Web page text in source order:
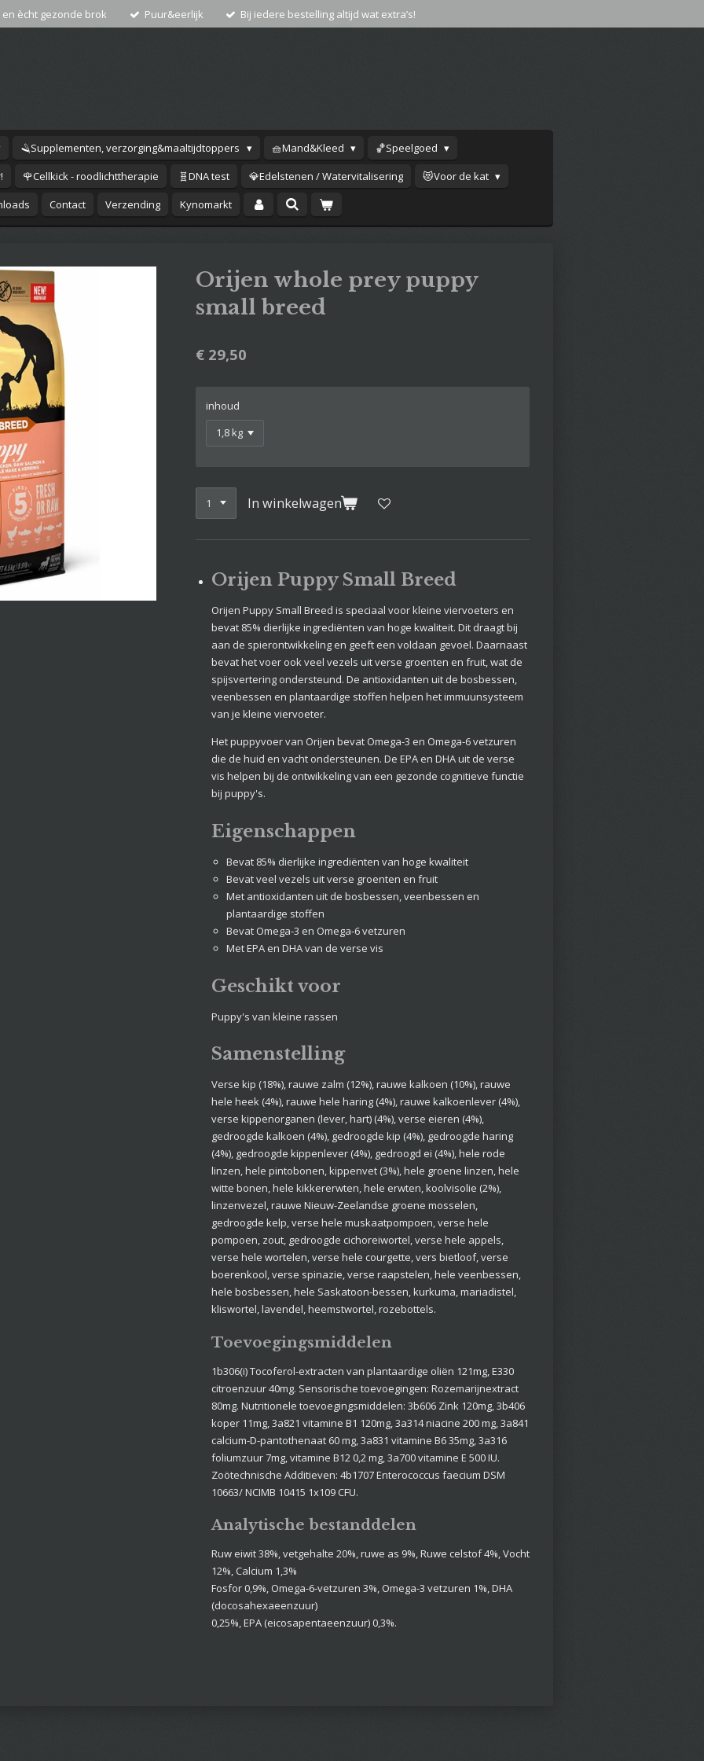
en ècht gezonde brok Puur&eerlijk Bij iedere bestelling altijd wat extra’s!
🪒Supplementen, verzorging&maaltijdtoppers 🧺Mand&Kleed
🏀Speelgoed
🌹Cellkick - roodlichttherapie 🧬DNA test 💎Edelstenen / Watervitalisering
😻Voor de kat
Contact Verzending Kynomarkt
Orijen whole prey puppy
small breed
€ 29,50
inhoud
In winkelwagen
Orijen Puppy Small Breed
Orijen Puppy Small Breed is speciaal voor kleine viervoeters en
bevat 85% dierlijke ingrediënten van hoge kwaliteit. Dit draagt bij
aan de spierontwikkeling en geeft een voldaan gevoel. Daarnaast
bevat het voer ook veel vezels uit verse groenten en fruit, wat de
spijsvertering ondersteund. De antioxidanten uit de bosbessen,
veenbessen en plantaardige stoffen helpen het immuunsysteem
van je kleine viervoeter.
Het puppyvoer van Orijen bevat Omega-3 en Omega-6 vetzuren
die de huid en vacht ondersteunen. De EPA en DHA uit de verse
vis helpen bij de ontwikkeling van een gezonde cognitieve functie
bij puppy's.
Eigenschappen
Bevat 85% dierlijke ingrediënten van hoge kwaliteit
Bevat veel vezels uit verse groenten en fruit
Met antioxidanten uit de bosbessen, veenbessen en
plantaardige stoffen
Bevat Omega-3 en Omega-6 vetzuren
Met EPA en DHA van de verse vis
Geschikt voor
Puppy's van kleine rassen
Samenstelling
Verse kip (18%), rauwe zalm (12%), rauwe kalkoen (10%), rauwe
hele heek (4%), rauwe hele haring (4%), rauwe kalkoenlever (4%),
verse kippenorganen (lever, hart) (4%), verse eieren (4%),
gedroogde kalkoen (4%), gedroogde kip (4%), gedroogde haring
(4%), gedroogde kippenlever (4%), gedroogd ei (4%), hele rode
linzen, hele pintobonen, kippenvet (3%), hele groene linzen, hele
witte bonen, hele kikkererwten, hele erwten, koolvisolie (2%),
linzenvezel, rauwe Nieuw-Zeelandse groene mosselen,
gedroogde kelp, verse hele muskaatpompoen, verse hele
pompoen, zout, gedroogde cichoreiwortel, verse hele appels,
verse hele wortelen, verse hele courgette, vers bietloof, verse
boerenkool, verse spinazie, verse raapstelen, hele veenbessen,
hele bosbessen, hele Saskatoon-bessen, kurkuma, mariadistel,
kliswortel, lavendel, heemstwortel, rozebottels.
Toevoegingsmiddelen
1b306(i) Tocoferol-extracten van plantaardige oliën 121mg, E330
citroenzuur 40mg. Sensorische toevoegingen: Rozemarijnextract
80mg. Nutritionele toevoegingsmiddelen: 3b606 Zink 120mg, 3b406
koper 11mg, 3a821 vitamine B1 120mg, 3a314 niacine 200 mg, 3a841
calcium-D-pantothenaat 60 mg, 3a831 vitamine B6 35mg, 3a316
foliumzuur 7mg, vitamine B12 0,2 mg, 3a700 vitamine E 500 IU.
Zoötechnische Additieven: 4b1707 Enterococcus faecium DSM
10663/ NCIMB 10415 1x109 CFU.
Analytische bestanddelen
Ruw eiwit 38%, vetgehalte 20%, ruwe as 9%, Ruwe celstof 4%, Vocht
12%, Calcium 1,3%
Fosfor 0,9%, Omega-6-vetzuren 3%, Omega-3 vetzuren 1%, DHA
(docosahexaeenzuur)
0,25%, EPA (eicosapentaeenzuur) 0,3%.